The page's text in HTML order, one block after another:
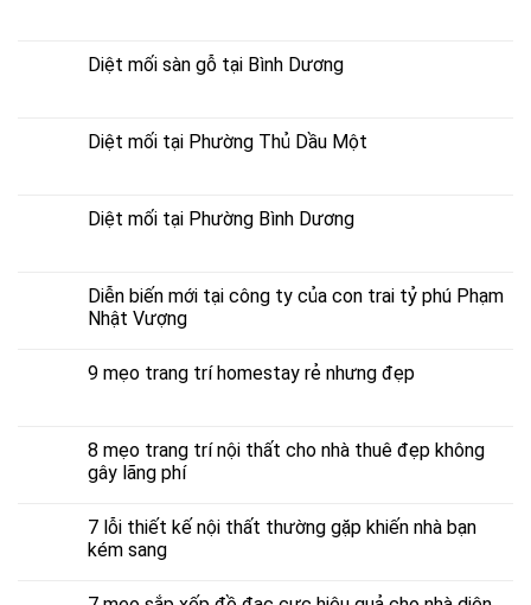
Diệt mối sàn gỗ tại Bình Dương
Diệt mối tại Phường Thủ Dầu Một
Diệt mối tại Phường Bình Dương
Diễn biến mới tại công ty của con trai tỷ phú Phạm
Nhật Vượng
9 mẹo trang trí homestay rẻ nhưng đẹp
8 mẹo trang trí nội thất cho nhà thuê đẹp không
gây lãng phí
7 lỗi thiết kế nội thất thường gặp khiến nhà bạn
kém sang